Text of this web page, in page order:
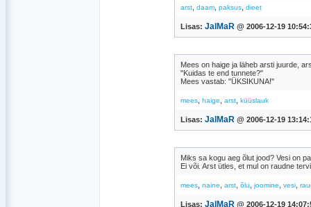
arst daam paksus dieet
Lisas: JalMaR @ 2006-12-19
Mees on haige ja läheb arsti juurde,
"Kuidas te end tunnete?"
Mees vastab: "ÜKSIKUNA!"
mees haige arst küüslauk
Lisas: JalMaR @ 2006-12-19
Miks sa kogu aeg õlut jood? Vesi on
Ei või. Arst ütles, et mul on raudne
mees naine arst õlu joomine vesi
Lisas: JalMaR @ 2006-12-19